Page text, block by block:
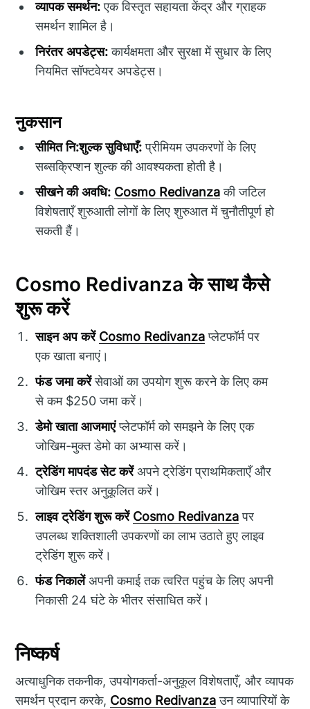
व्यापक समर्थन:एक विस्तृत सहायता केंद्र और ग्राहक
समर्थन शामिल है।
निरंतर अपडेट्स:कार्यक्षमता और सुरक्षा में सुधार के लिए
नियमित सॉफ्टवेयर अपडेट्स।
नुकसान
सीमित नि:शुल्क सुविधाएँ:प्रीमियम उपकरणों के लिए
सब्सक्रिप्शन शुल्क की आवश्यकता होती है।
सीखने की अवधि: Cosmo Redivanzaकी जटिल
विशेषताएँ शुरुआती लोगों के लिए शुरुआत में चुनौतीपूर्ण हो
सकती हैं।
Cosmo Redivanza के साथ कैसे
शुरू करें
साइन अप करें Cosmo Redivanzaप्लेटफॉर्म पर
एक खाता बनाएं।
फंड जमा करेंसेवाओं का उपयोग शुरू करने के लिए कम
से कम $250 जमा करें।
डेमो खाता आजमाएंप्लेटफॉर्म को समझने के लिए एक
जोखिम-मुक्त डेमो का अभ्यास करें।
ट्रेडिंग मापदंड सेट करेंअपने ट्रेडिंग प्राथमिकताएँ और
जोखिम स्तर अनुकूलित करें।
लाइव ट्रेडिंग शुरू करें Cosmo Redivanzaपर
उपलब्ध शक्तिशाली उपकरणों का लाभ उठाते हुए लाइव
ट्रेडिंग शुरू करें।
फंड निकालेंअपनी कमाई तक त्वरित पहुंच के लिए अपनी
निकासी 24 घंटे के भीतर संसाधित करें।
निष्कर्ष
अत्याधुनिक तकनीक, उपयोगकर्ता-अनुकूल विशेषताएँ, और व्यापक
समर्थन प्रदान करके, Cosmo Redivanzaउन व्यापारियों के